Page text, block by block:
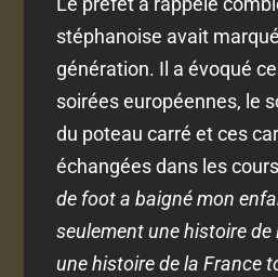
stéphanoise avait
génération. Il a évoqué
soirées européennes, le
du poteau carré et ces
échangées dans les
de foot a baigné mon
seulement une histoire de
une histoire de la France